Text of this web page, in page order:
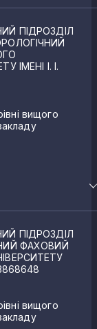
ПІДРОЗДІЛ
ІМЕНІ І. І.
вищого
ПІДРОЗДІЛ
ФАХОВИЙ
вищого